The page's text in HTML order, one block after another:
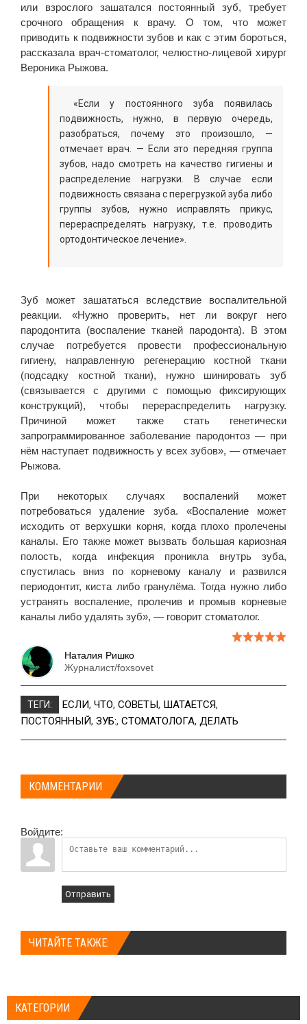
или взрослого зашатался постоянный зуб, требует
срочного обращения к врачу. О том, что может
приводить к подвижности зубов и как с этим бороться,
рассказала врач-стоматолог, челюстно-лицевой хирург
Вероника Рыжова.
«Если у постоянного зуба появилась
подвижность, нужно, в первую очередь,
разобраться, почему это произошло, —
отмечает врач. — Если это передняя группа
зубов, надо смотреть на качество гигиены и
распределение нагрузки. В случае если
подвижность связана с перегрузкой зуба либо
группы зубов, нужно исправлять прикус,
перераспределять нагрузку, т.е. проводить
ортодонтическое лечение».
Зуб может зашататься вследствие воспалительной
реакции. «Нужно проверить, нет ли вокруг него
пародонтита (воспаление тканей пародонта). В этом
случае потребуется провести профессиональную
гигиену, направленную регенерацию костной ткани
(подсадку костной ткани), нужно шинировать зуб
(связывается с другими с помощью фиксирующих
конструкций), чтобы перераспределить нагрузку.
Причиной может также стать генетически
запрограммированное заболевание пародонтоз — при
нём наступает подвижность у всех зубов», — отмечает
Рыжова.
При некоторых случаях воспалений может
потребоваться удаление зуба. «Воспаление может
исходить от верхушки корня, когда плохо пролечены
каналы. Его также может вызвать большая кариозная
полость, когда инфекция проникла внутрь зуба,
спустилась вниз по корневому каналу и развился
периодонтит, киста либо гранулёма. Тогда нужно либо
устранять воспаление, пролечив и промыв корневые
каналы либо удалять зуб», — говорит стоматолог.
Наталия Ришко
Журналист/foxsovet
ТЕГИ: ЕСЛИ, ЧТО, СОВЕТЫ, ШАТАЕТСЯ,
ПОСТОЯННЫЙ, ЗУБ:, СТОМАТОЛОГА, ДЕЛАТЬ
КОММЕНТАРИИ
Войдите:
Отправить
ЧИТАЙТЕ ТАКЖЕ:
КАТЕГОРИИ